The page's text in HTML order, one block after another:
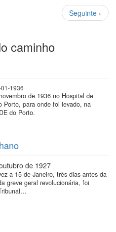
Próxima
página
Seguinte ›
caminho
1936
de 1936 no Hospital de
Porto, para onde foi levado, na
do Porto.
de 1927
a 15 de Janeiro, três dias antes da
greve geral revolucionária, foi